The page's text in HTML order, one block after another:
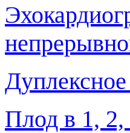
Плод в 1, 2,